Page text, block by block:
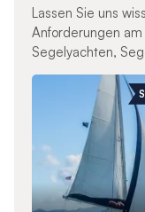
Lassen Sie uns
Anforderungen
Segelyachten,